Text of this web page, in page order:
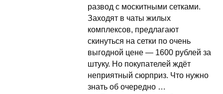
развод с москитными сетками.
Заходят в чаты жилых
комплексов, предлагают
скинуться на сетки по очень
выгодной цене — 1600 рублей за
штуку. Но покупателей ждёт
неприятный сюрприз. Что нужно
знать об очередно …